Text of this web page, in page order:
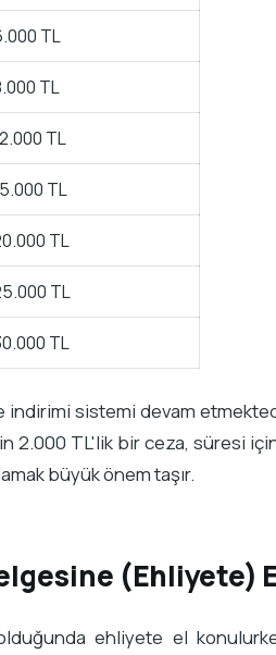
TL
TL
TL
TL
TL
TL
TL
indirimi sistemi devam
2.000 TL'lik bir ceza, süresi
büyük önem taşır.
(Ehliyete)
ehliyete el